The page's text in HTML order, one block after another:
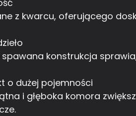
z kwarcu, oferującego
spawana konstrukcja
o dużej pojemności
i głęboka komora